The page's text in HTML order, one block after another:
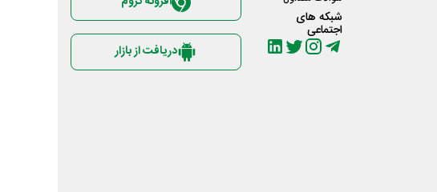
شبکه های
اجتماعی
دریافت از بازار